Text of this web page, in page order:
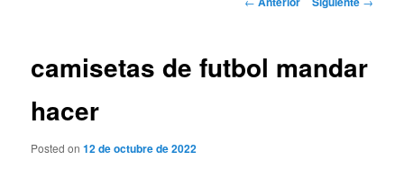
camisetas de futbol mandar
hacer
Posted on12 de octubre de 2022